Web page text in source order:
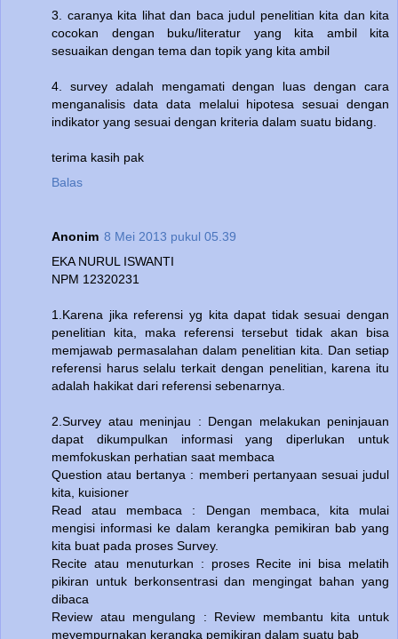
3. caranya kita lihat dan baca judul penelitian kita dan kita
cocokan dengan buku/literatur yang kita ambil kita
sesuaikan dengan tema dan topik yang kita ambil
4. survey adalah mengamati dengan luas dengan cara
menganalisis data data melalui hipotesa sesuai dengan
indikator yang sesuai dengan kriteria dalam suatu bidang.
terima kasih pak
Balas
Anonim 8 Mei 2013 pukul 05.39
EKA NURUL ISWANTI
NPM 12320231
1.Karena jika referensi yg kita dapat tidak sesuai dengan
penelitian kita, maka referensi tersebut tidak akan bisa
memjawab permasalahan dalam penelitian kita. Dan setiap
referensi harus selalu terkait dengan penelitian, karena itu
adalah hakikat dari referensi sebenarnya.
2.Survey atau meninjau : Dengan melakukan peninjauan
dapat dikumpulkan informasi yang diperlukan untuk
memfokuskan perhatian saat membaca
Question atau bertanya : memberi pertanyaan sesuai judul
kita, kuisioner
Read atau membaca : Dengan membaca, kita mulai
mengisi informasi ke dalam kerangka pemikiran bab yang
kita buat pada proses Survey.
Recite atau menuturkan : proses Recite ini bisa melatih
pikiran untuk berkonsentrasi dan mengingat bahan yang
dibaca
Review atau mengulang : Review membantu kita untuk
meyempurnakan kerangka pemikiran dalam suatu bab